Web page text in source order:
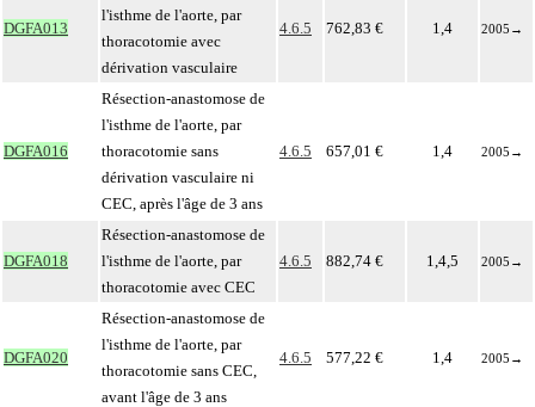
DGFA013
l'isthme de l'aorte, par
thoracotomie avec
dérivation vasculaire
4.6.5 762,83 € 1,4 2005 →
DGFA016
Résection-anastomose de
l'isthme de l'aorte, par
thoracotomie sans
dérivation vasculaire ni
CEC, après l'âge de 3 ans
4.6.5 657,01 € 1,4 2005 →
DGFA018
Résection-anastomose de
l'isthme de l'aorte, par
thoracotomie avec CEC
4.6.5 882,74 € 1,4,5 2005 →
DGFA020
Résection-anastomose de
l'isthme de l'aorte, par
thoracotomie sans CEC,
avant l'âge de 3 ans
4.6.5 577,22 € 1,4 2005 →